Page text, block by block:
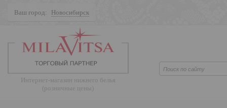
Ваш город: Новосибирск
Интернет-магазин нижнего белья
(розничные цены)